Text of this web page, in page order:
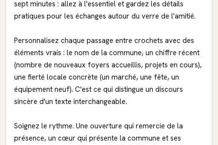
sept minutes : allez à l'essentiel et gardez les détails
pratiques pour les échanges autour du verre de l'amitié.
Personnalisez chaque passage entre crochets avec des
éléments vrais : le nom de la commune, un chiffre récent
(nombre de nouveaux foyers accueillis, projets en cours),
une fierté locale concrète (un marché, une fête, un
équipement neuf). C'est ce qui distingue un discours
sincère d'un texte interchangeable.
Soignez le rythme. Une ouverture qui remercie de la
présence, un cœur qui présente la commune et ses